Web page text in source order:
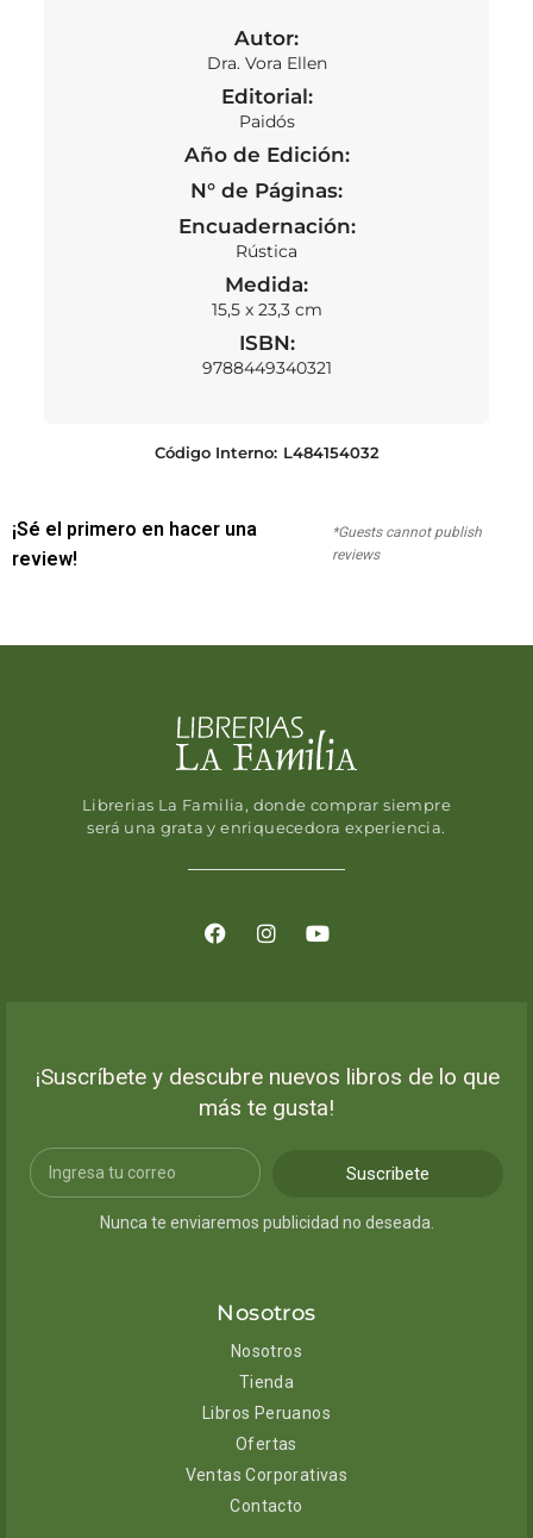
Autor:
Dra. Vora Ellen
Editorial:
Paidós
Año de Edición:
N° de Páginas:
Encuadernación:
Rústica
Medida:
15,5 x 23,3 cm
ISBN:
9788449340321
Código Interno: L484154032
¡Sé el primero en hacer una
review!
*Guests cannot publish
reviews
Librerias La Familia, donde comprar siempre
será una grata y enriquecedora experiencia.
¡Suscríbete y descubre nuevos libros de lo que
más te gusta!
Suscribete
Nunca te enviaremos publicidad no deseada.
Nosotros
Nosotros
Tienda
Libros Peruanos
Ofertas
Ventas Corporativas
Contacto